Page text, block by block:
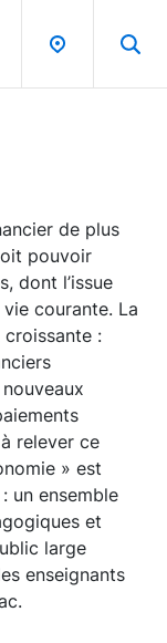
de plus
pouvoir
dont l’issue
courante. La
:
relever ce
» est
un ensemble
et
large
enseignants